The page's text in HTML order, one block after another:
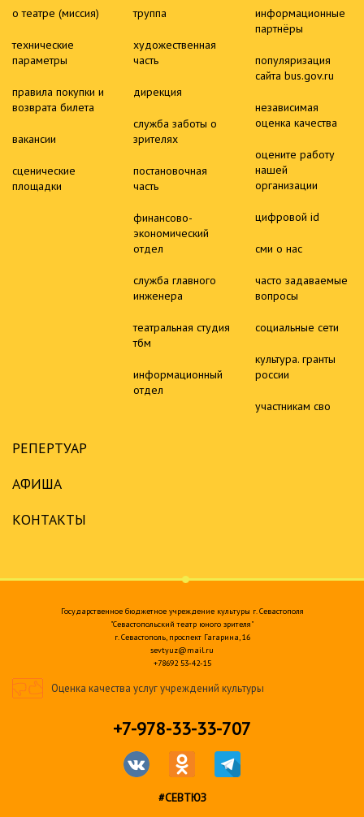
о театре (миссия)
технические
параметры
правила покупки и
возврата билета
вакансии
сценические
площадки
труппа
художественная
часть
дирекция
служба заботы о
зрителях
постановочная
часть
финансово-
экономический
отдел
служба главного
инженера
театральная студия
тбм
информационный
отдел
информационные
партнёры
популяризация
сайта bus.gov.ru
независимая
оценка качества
оцените работу
нашей
организации
цифровой id
сми о нас
часто задаваемые
вопросы
социальные сети
культура. гранты
россии
участникам сво
РЕПЕРТУАР
АФИША
КОНТАКТЫ
Государственное бюджетное учреждение культуры г. Севастополя
"Севастопольский театр юного зрителя"
г. Севастополь, проспект Гагарина, 16
sevtyuz@mail.ru
+78692 53-42-15
Оценка качества услуг учреждений культуры
+7-978-33-33-707
#СЕВТЮЗ